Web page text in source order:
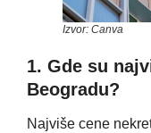
Izvor: Canva
1. Gde su
Beogradu?
Najviše cene